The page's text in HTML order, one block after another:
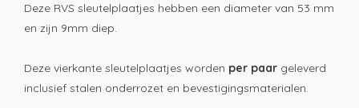
Deze RVS sleutelplaatjes hebben een diameter van 53 mm
en zijn 9mm diep.
Deze vierkante sleutelplaatjes worden per paar geleverd
inclusief stalen onderrozet en bevestigingsmaterialen.